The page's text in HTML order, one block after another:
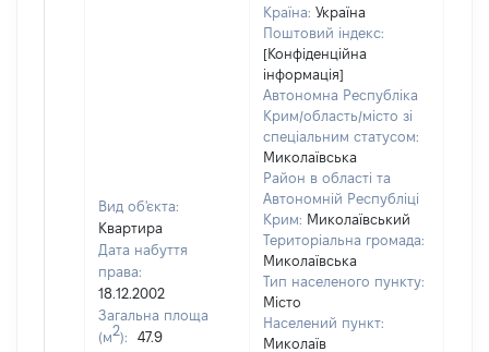
Вид об'єкта:
Квартира
Дата набуття
права:
18.12.2002
Загальна площа
(м2):
47.9
Країна: Україна
Поштовий індекс:
[Конфіденційна
інформація]
Автономна Республіка
Крим/область/місто зі
спеціальним статусом:
Миколаївська
Район в області та
Автономній Республіці
Крим: Миколаївський
Територіальна громада:
Миколаївська
Тип населеного пункту:
Місто
Населений пункт:
Миколаїв